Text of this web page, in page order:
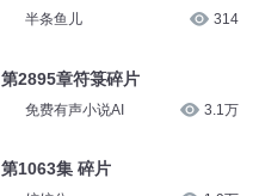
半条鱼儿 314
第2895章符箓碎片
免费有声小说AI 3.1万
第1063集 碎片